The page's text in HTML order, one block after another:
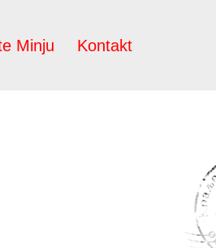
Minju Kontakt